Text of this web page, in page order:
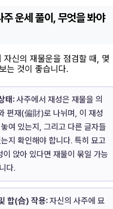
운세 풀이, 무엇을 봐야
신의 재물운을 점검할 때, 몇
는 것이 좋습니다.
태:사주에서 재성은 재물을 의
편재(偏財)로 나뉘며, 이 재성
여 있는지, 그리고 다른 글자들
지 확인해야 합니다. 특히 묘고
앉아 있다면 재물이 묶일 가능
다.
합(合) 작용:자신의 사주에 묘